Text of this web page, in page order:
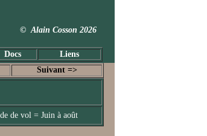
© Alain Cosson 2026
Docs Liens
Suivant =>
de vol = Juin à août